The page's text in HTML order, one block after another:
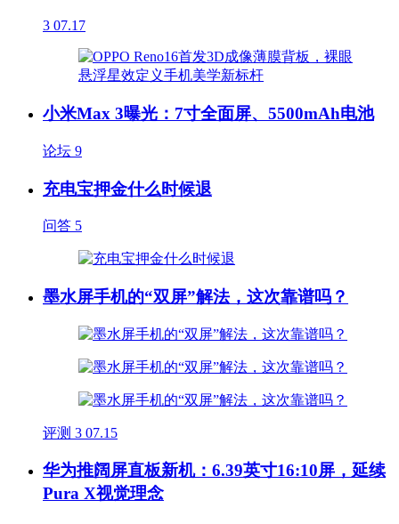
3 07.17
小米Max 3曝光：7寸全面屏、5500mAh电池
论坛 9
充电宝押金什么时候退
问答 5
墨水屏手机的“双屏”解法，这次靠谱吗？
评测 3 07.15
华为推阔屏直板新机：6.39英寸16:10屏，延续
Pura X视觉理念